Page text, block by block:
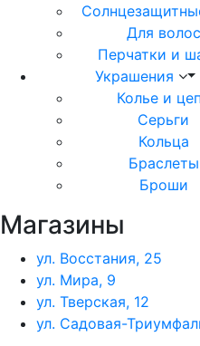
Для волос
Перчатки и
Украшения
Колье и
Серьги
Кольца
Браслеты
Броши
Магазины
ул. Восстания, 25
ул. Мира, 9
ул. Тверская, 12
ул. Садовая-